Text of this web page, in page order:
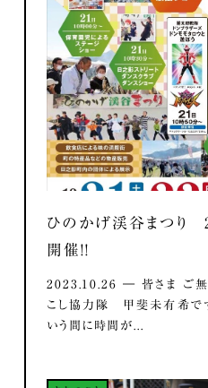
ひのかげ渓谷まつり
開催！！
2023.10.26 ― 皆さま ご無
こし協力隊 甲斐未有希で
いう間に時間が...